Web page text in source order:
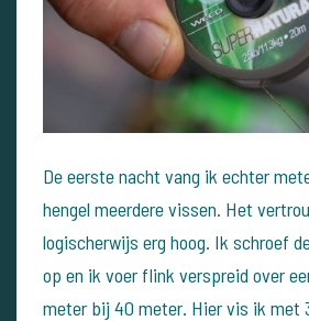
De eerste nacht vang ik echter
hengel meerdere vissen. Het
logischerwijs erg hoog. Ik schroef
op en ik voer flink verspreid over
meter bij 40 meter. Hier vis ik met